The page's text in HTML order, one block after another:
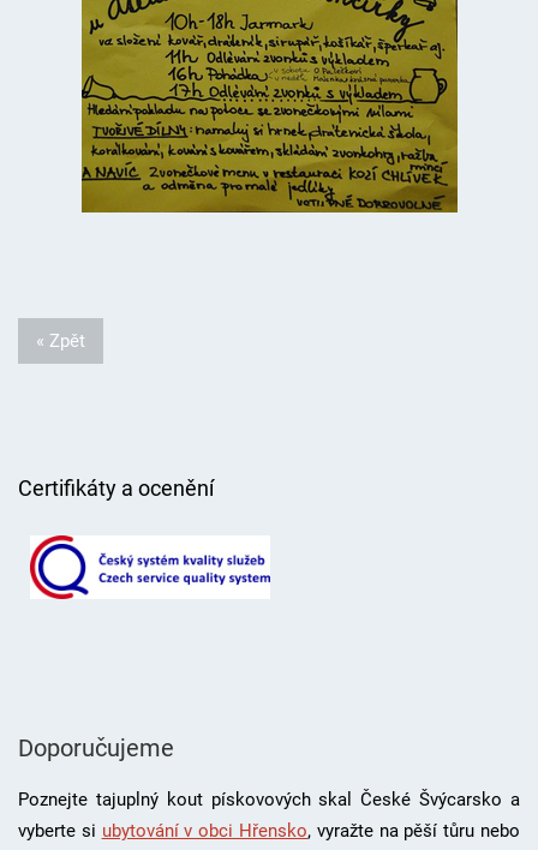
« Zpět
Certifikáty a ocenění
Doporučujeme
Poznejte tajuplný kout pískovových skal České Švýcarsko a
vyberte si ubytování v obci Hřensko, vyražte na pěší tůru nebo